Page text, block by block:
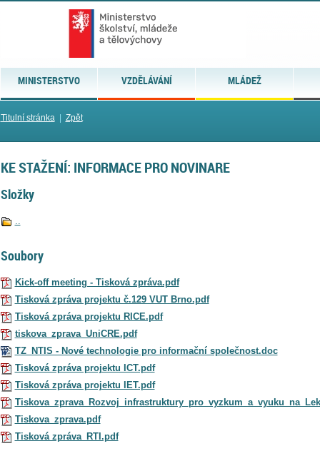
MINISTERSTVO VZDĚLÁVÁNÍ MLÁDEŽ
Titulní stránka| Zpět
KE STAŽENÍ: INFORMACE PRO NOVINARE
Složky
..
Soubory
Kick-off meeting - Tisková zpráva.pdf
Tisková zpráva projektu č.129 VUT Brno.pdf
Tisková zpráva projektu RICE.pdf
tiskova_zprava_UniCRE.pdf
TZ_NTIS - Nové technologie pro informační společnost.doc
Tisková zpráva projektu ICT.pdf
Tisková zpráva projektu IET.pdf
Tiskova_zprava.pdf
Tisková zpráva_RTI.pdf